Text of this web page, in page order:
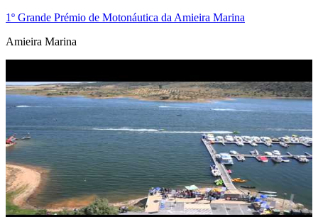
1º Grande Prémio de Motonáutica da Amieira Marina
Amieira Marina